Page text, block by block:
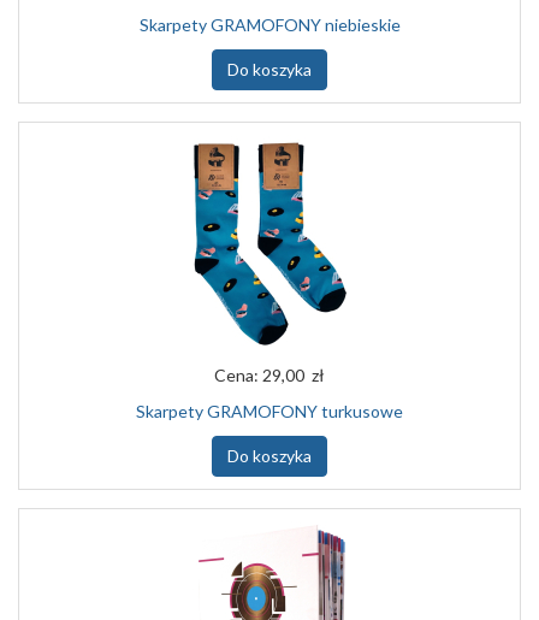
Skarpety GRAMOFONY niebieskie
Do koszyka
Cena: 29,00 zł
Skarpety GRAMOFONY turkusowe
Do koszyka